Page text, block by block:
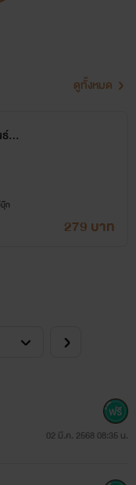
ดูทั้งหมด
รัก
ก
279 บาท
02 มี.ค. 2568 08:35 น.